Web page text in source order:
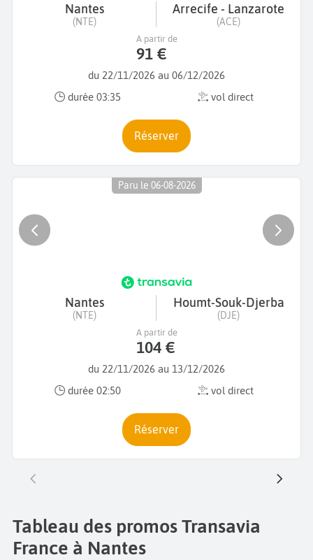
Nantes
(NTE)
Arrecife - Lanzarote
(ACE)
du 22/11/2026 au 06/12/2026
durée 03:35
vol direct
A partir de
91 €
Réserver
Paru le 06-08-2026
Nantes
(NTE)
Houmt-Souk-Djerba
(DJE)
du 22/11/2026 au 13/12/2026
durée 02:50
vol direct
A partir de
104 €
Réserver
Tableau des promos Transavia
France à Nantes